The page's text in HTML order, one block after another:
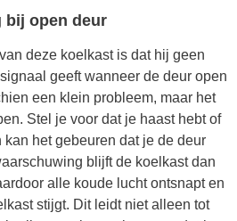
bij open deur
deze koelkast is dat hij geen
geeft wanneer de deur open
een klein probleem, maar het
Stel je voor dat je haast hebt of
het gebeuren dat je de deur
blijft de koelkast dan
alle koude lucht ontsnapt en
stijgt. Dit leidt niet alleen tot